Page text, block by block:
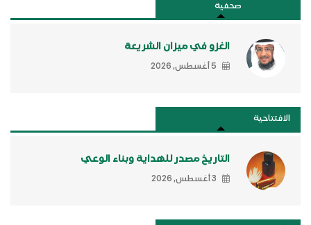
صحفية
الغزو في ميزان الشريعة
5 أغسطس, 2026
الافتتاحية
التاريخ مصدر للهداية وبناء الوعي
3 أغسطس, 2026